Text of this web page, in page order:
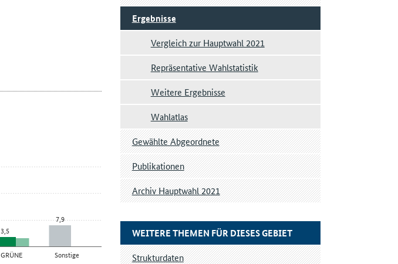
GRÜNE Sonstige
3,5
7,9
Ergebnisse
Vergleich zur Hauptwahl 2021
Repräsentative Wahlstatistik
Weitere Ergebnisse
Wahlatlas
Gewählte Abgeordnete
Publikationen
Archiv Hauptwahl 2021
WEITERE THEMEN FÜR DIESES GEBIET
Strukturdaten